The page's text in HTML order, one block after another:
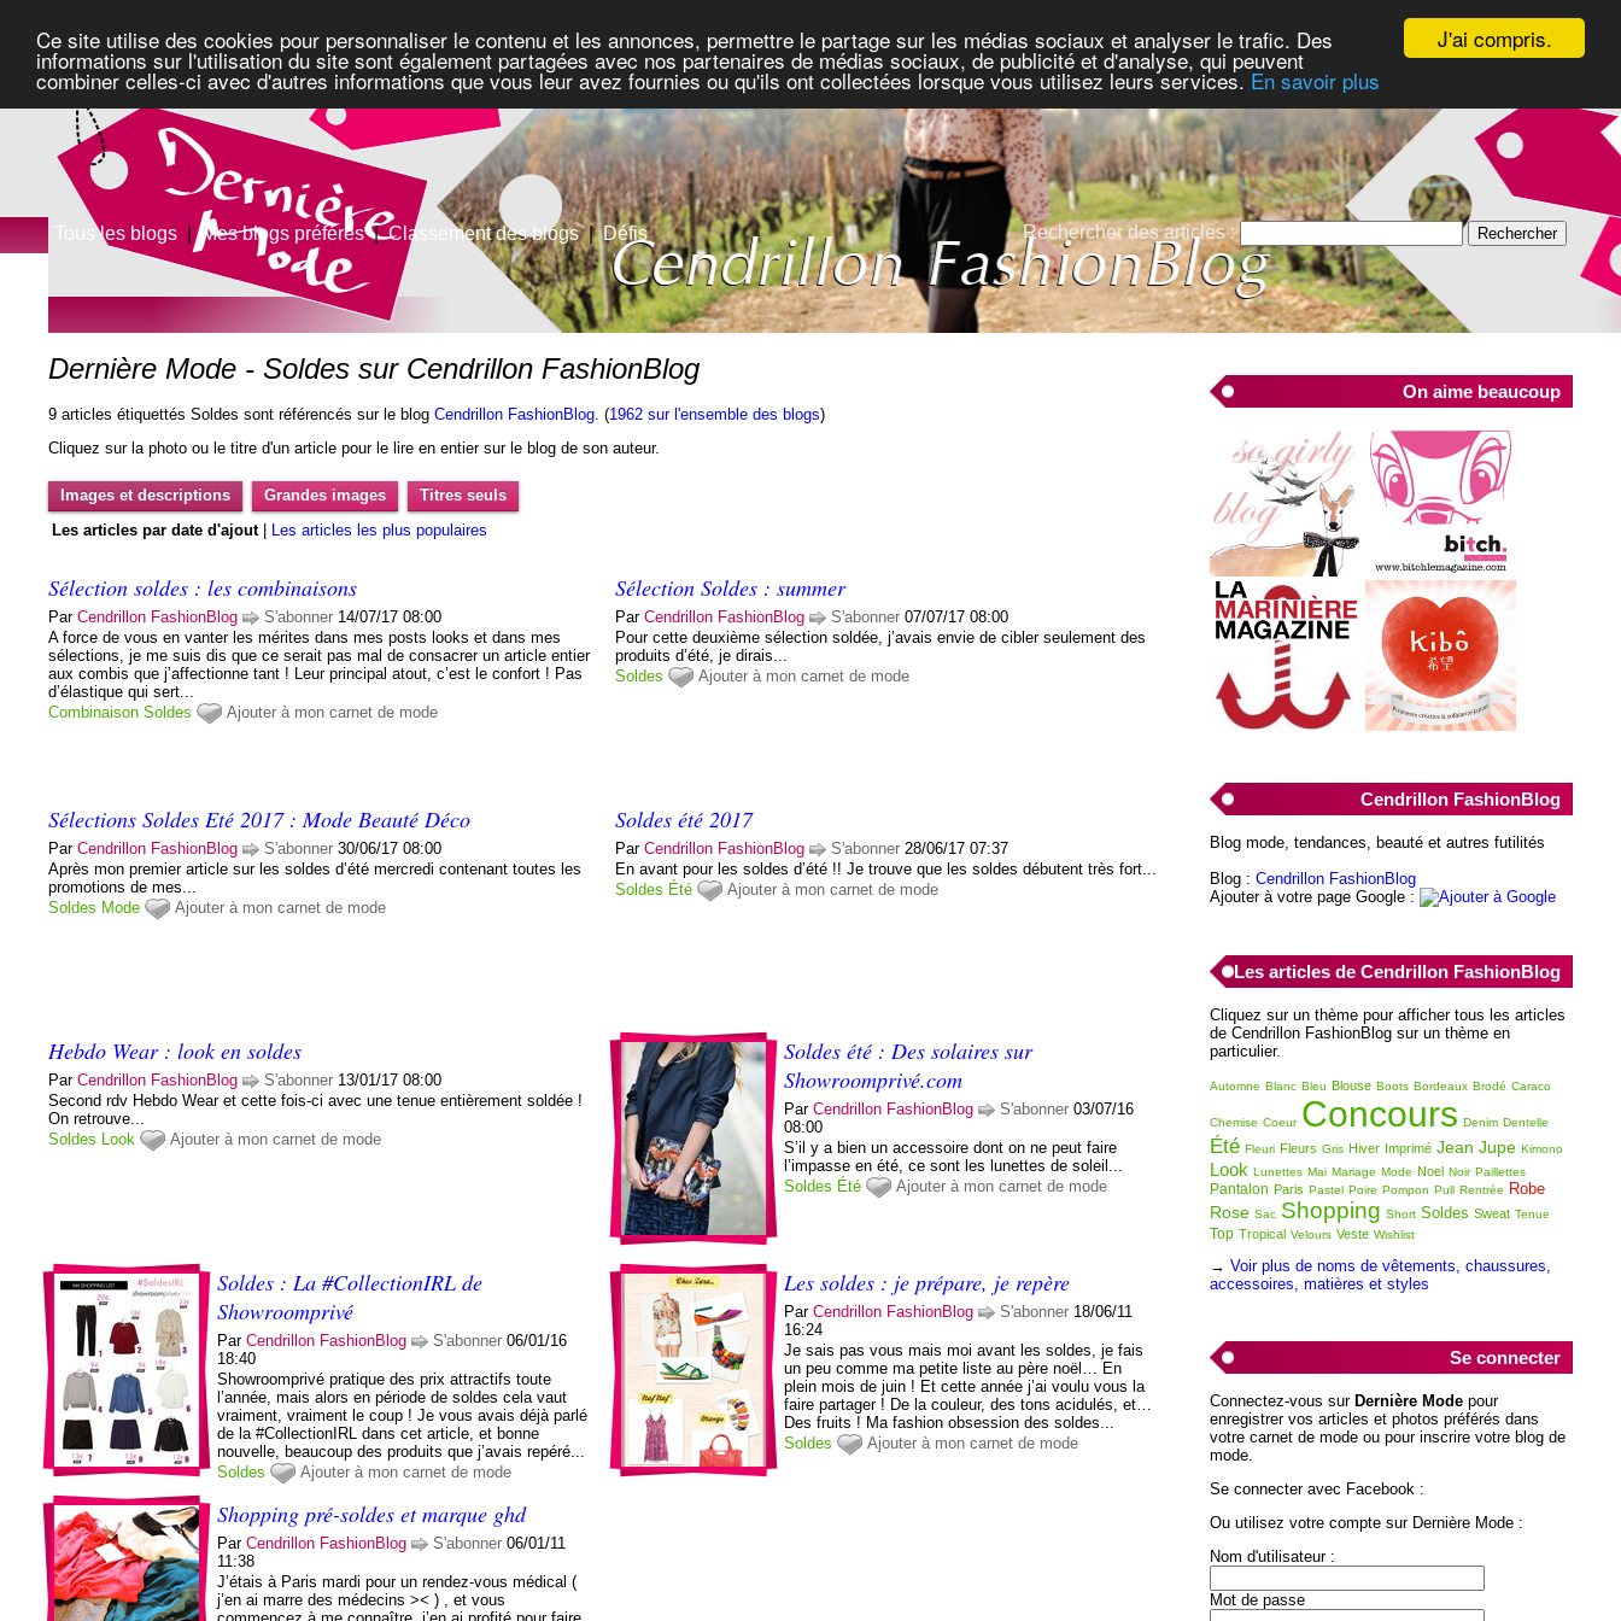
J'ai compris.
Ce site utilise des cookies pour personnaliser le contenu et les annonces, permettre le partage sur les médias sociaux et analyser le trafic. Des
informations sur l'utilisation du site sont également partagées avec nos partenaires de médias sociaux, de publicité et d'analyse, qui peuvent
combiner celles-ci avec d'autres informations que vous leur avez fournies ou qu'ils ont collectées lorsque vous utilisez leurs services. En savoir plus
Tous les blogs | Mes blogs préférés|Classement des blogs|Défis Rechercher des articles :
Dernière Mode - Soldes sur Cendrillon FashionBlog
9 articles étiquettés Soldes sont référencés sur le blogCendrillon FashionBlog. (1962 sur l'ensemble des blogs)
Cliquez sur la photo ou le titre d'un article pour le lire en entier sur le blog de son auteur.
Images et descriptions Grandes images
Titres seuls
Les articles par date d'ajout| Les articles les plus populaires
Sélection soldes : les combinaisons
ParCendrillon FashionBlog S'abonner 14/07/17 08:00
A force de vous en vanter les mérites dans mes posts looks et dans mes
sélections, je me suis dis que ce serait pas mal de consacrer un article entier
aux combis que j’affectionne tant ! Leur principal atout, c’est le confort ! Pas
d’élastique qui sert...
Combinaison Soldes Ajouter à mon carnet de mode
Sélection Soldes : summer
ParCendrillon FashionBlog S'abonner 07/07/17 08:00
Pour cette deuxième sélection soldée, j’avais envie de cibler seulement des
produits d’été, je dirais...
Soldes
Ajouter à mon carnet de mode
Sélections Soldes Eté 2017 : Mode Beauté Déco
ParCendrillon FashionBlog S'abonner 30/06/17 08:00
Après mon premier article sur les soldes d’été mercredi contenant toutes les
promotions de mes...
Soldes Mode Ajouter à mon carnet de mode
Soldes été 2017
ParCendrillon FashionBlog S'abonner 28/06/17 07:37
En avant pour les soldes d’été !! Je trouve que les soldes débutent très fort...
Soldes Été Ajouter à mon carnet de mode
Hebdo Wear : look en soldes
ParCendrillon FashionBlog S'abonner 13/01/17 08:00
Second rdv Hebdo Wear et cette fois-ci avec une tenue entièrement soldée !
On retrouve...
Soldes
Look Ajouter à mon carnet de mode
Soldes été : Des solaires sur
Showroomprivé.com
ParCendrillon FashionBlog S'abonner 03/07/16
08:00
S’il y a bien un accessoire dont on ne peut faire
l’impasse en été, ce sont les lunettes de soleil...
Soldes Été Ajouter à mon carnet de mode
Soldes : La #CollectionIRL de
Showroomprivé
ParCendrillon FashionBlog S'abonner 06/01/16
18:40
Showroomprivé pratique des prix attractifs toute
l’année, mais alors en période de soldes cela vaut
vraiment, vraiment le coup ! Je vous avais déjà parlé
de la #CollectionIRL dans cet article, et bonne
nouvelle, beaucoup des produits que j’avais repéré...
Soldes
Ajouter à mon carnet de mode
Les soldes : je prépare, je repère
ParCendrillon FashionBlog S'abonner 18/06/11
16:24
Je sais pas vous mais moi avant les soldes, je fais
un peu comme ma petite liste au père noël… En
plein mois de juin ! Et cette année j’ai voulu vous la
faire partager ! De la couleur, des tons acidulés, et…
Des fruits ! Ma fashion obsession des soldes...
Soldes
Ajouter à mon carnet de mode
Shopping pré-soldes et marque ghd
ParCendrillon FashionBlog S'abonner 06/01/11
11:38
J’étais à Paris mardi pour un rendez-vous médical (
j’en ai marre des médecins >< ) , et vous
On aime beaucoup
Cendrillon FashionBlog
Blog mode, tendances, beauté et autres futilités
Blog : Cendrillon FashionBlog
Ajouter à votre page Google :
Les articles de Cendrillon FashionBlog
Cliquez sur un thème pour afficher tous les articles
de Cendrillon FashionBlog sur un thème en
particulier.
Automne Blanc Bleu Blouse Boots Bordeaux Brodé Caraco
Chemise Coeur Concours Denim Dentelle
Été Fleuri Fleurs Gris Hiver Imprimé Jean Jupe Kimono
Look Lunettes Mai Mariage Mode Noel Noir Paillettes
Pantalon Paris Pastel Poire Pompon Pull Rentrée Robe
Rose Sac Shopping Short Soldes Sweat Tenue
Top Tropical Velours Veste Wishlist
→ Voir plus de noms de vêtements, chaussures,
accessoires, matières et styles
Se connecter
Connectez-vous sur Dernière Modepour
enregistrer vos articles et photos préférés dans
votre carnet de mode ou pour inscrire votre blog de
mode.
Se connecter avec Facebook :
Ou utilisez votre compte sur Dernière Mode :
Nom d'utilisateur :
Mot de passe